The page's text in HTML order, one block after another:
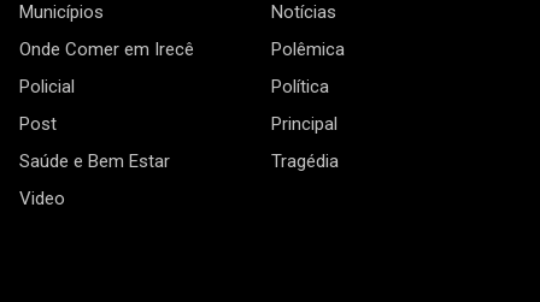
Municípios
Notícias
Onde Comer em Irecê
Polêmica
Policial
Política
Post
Principal
Saúde e Bem Estar
Tragédia
Video